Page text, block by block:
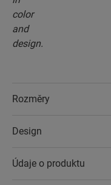
Rozměry
Design
Údaje o produktu